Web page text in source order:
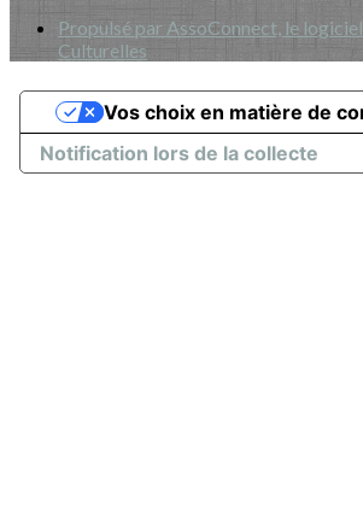
Propulsé par AssoConnect, le
Culturelles
Notification lors de la collecte
Vos choix en matière de